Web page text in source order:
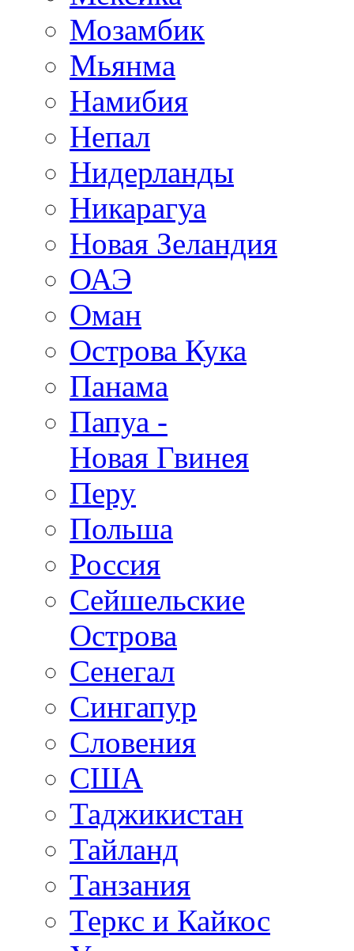
Мозамбик
Мьянма
Намибия
Непал
Нидерланды
Никарагуа
Новая Зеландия
ОАЭ
Оман
Острова Кука
Панама
Папуа -
Новая Гвинея
Перу
Польша
Россия
Сейшельские
Острова
Сенегал
Сингапур
Словения
США
Таджикистан
Тайланд
Танзания
Теркс и Кайкос